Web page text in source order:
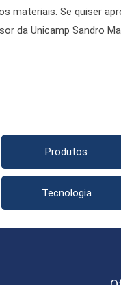
materiais. Se quiser
da Unicamp Sandro
Produtos
Tecnologia